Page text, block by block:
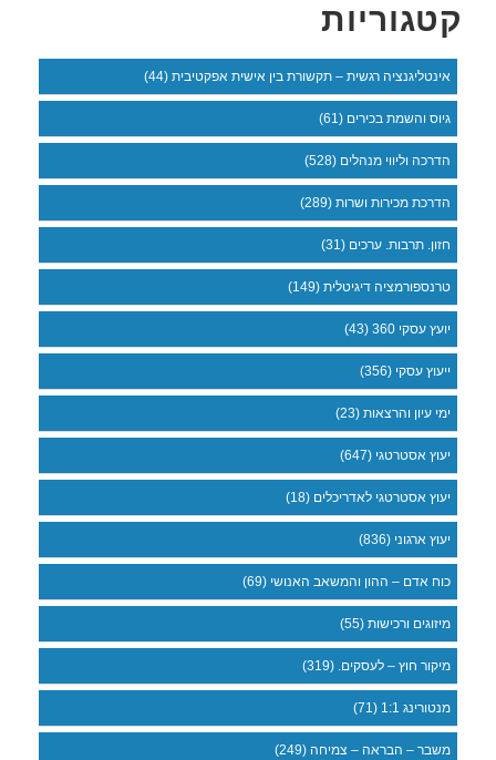
קטגוריות
אינטליגנציה רגשית – תקשורת בין אישית אפקטיבית (44)
גיוס והשמת בכירים (61)
הדרכה וליווי מנהלים (528)
הדרכת מכירות ושרות (289)
חזון. תרבות. ערכים (31)
טרנספורמציה דיגיטלית (149)
יועץ עסקי 360 (43)
ייעוץ עסקי (356)
ימי עיון והרצאות (23)
יעוץ אסטרטגי (647)
יעוץ אסטרטגי לאדריכלים (18)
יעוץ ארגוני (836)
כוח אדם – ההון והמשאב האנושי (69)
מיזוגים ורכישות (55)
מיקור חוץ – לעסקים. (319)
מנטורינג 1:1 (71)
משבר – הבראה – צמיחה (249)